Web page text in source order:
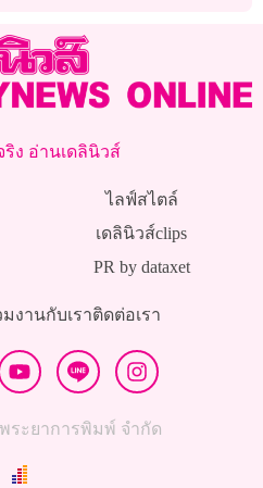
ง อ่านเดลินิวส์
ไลฟ์สไตล์
เดลินิวส์clips
PR by dataxet
มงานกับเราติดต่อเรา
ระยาการพิมพ์ จำกัด